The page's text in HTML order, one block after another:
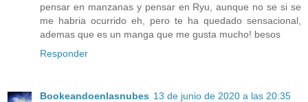
pensar en manzanas y pensar en Ryu, aunque no se si se
me habria ocurrido eh, pero te ha quedado sensacional,
ademas que es un manga que me gusta mucho! besos
Responder
Bookeandoenlasnubes 13 de junio de 2020 a las 20:35